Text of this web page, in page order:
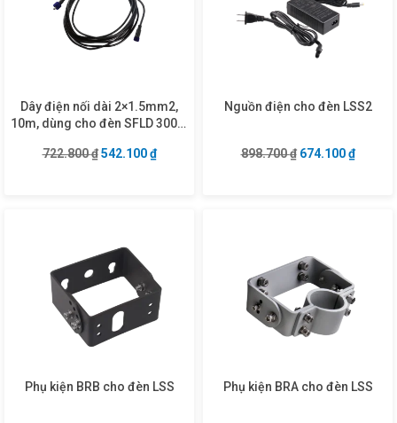
Dây điện nối dài 2×1.5mm2,
10m, dùng cho đèn SFLD 300W
722.800₫ Giá gốc là: 722.800 ₫.
542.100₫Giá hiện tại là: 542.100 ₫.
Nguồn điện cho đèn LSS2
898.700₫ Giá gốc là:
674.100₫Giá
Phụ kiện BRB cho đèn LSS Phụ kiện BRA cho đèn LSS